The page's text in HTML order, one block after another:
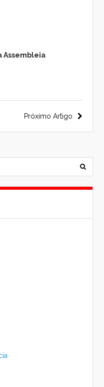
Assembleia
Próximo Artigo